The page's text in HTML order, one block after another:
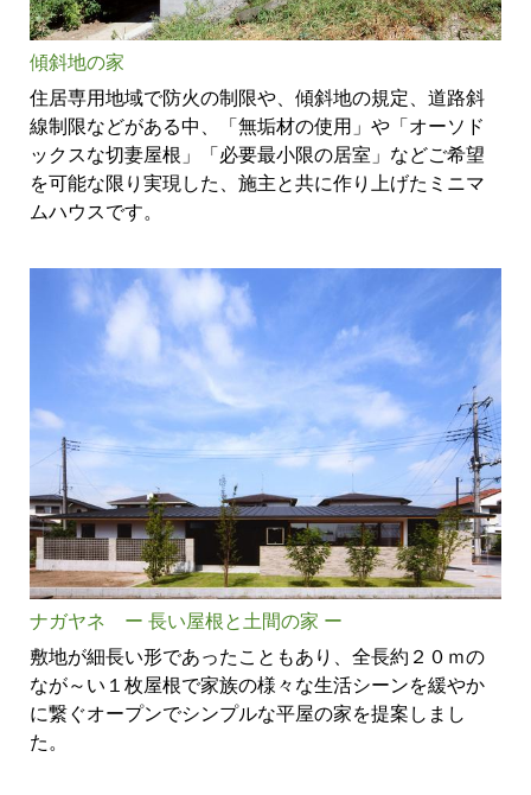
傾斜地の家
住居専用地域で防火の制限や、傾斜地の規定、道路斜
線制限などがある中、「無垢材の使用」や「オーソド
ックスな切妻屋根」「必要最小限の居室」などご希望
を可能な限り実現した、施主と共に作り上げたミニマ
ムハウスです。
ナガヤネ ー 長い屋根と土間の家 ー
敷地が細長い形であったこともあり、全長約２０ｍの
なが～い１枚屋根で家族の様々な生活シーンを緩やか
に繋ぐオープンでシンプルな平屋の家を提案しまし
た。